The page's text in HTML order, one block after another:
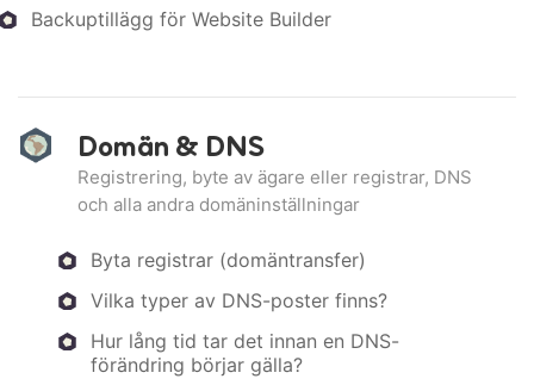
Backuptillägg för Website Builder
Domän & DNS
Registrering, byte av ägare eller registrar, DNS
och alla andra domäninställningar
Byta registrar (domäntransfer)
Vilka typer av DNS-poster finns?
Hur lång tid tar det innan en DNS-
förändring börjar gälla?